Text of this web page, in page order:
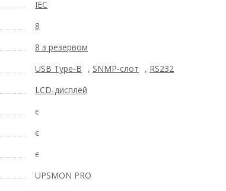
IEC
8
8 з резервом
USB Type-B , SNMP-слот , RS232
LCD-дисплей
є
є
є
UPSMON PRO